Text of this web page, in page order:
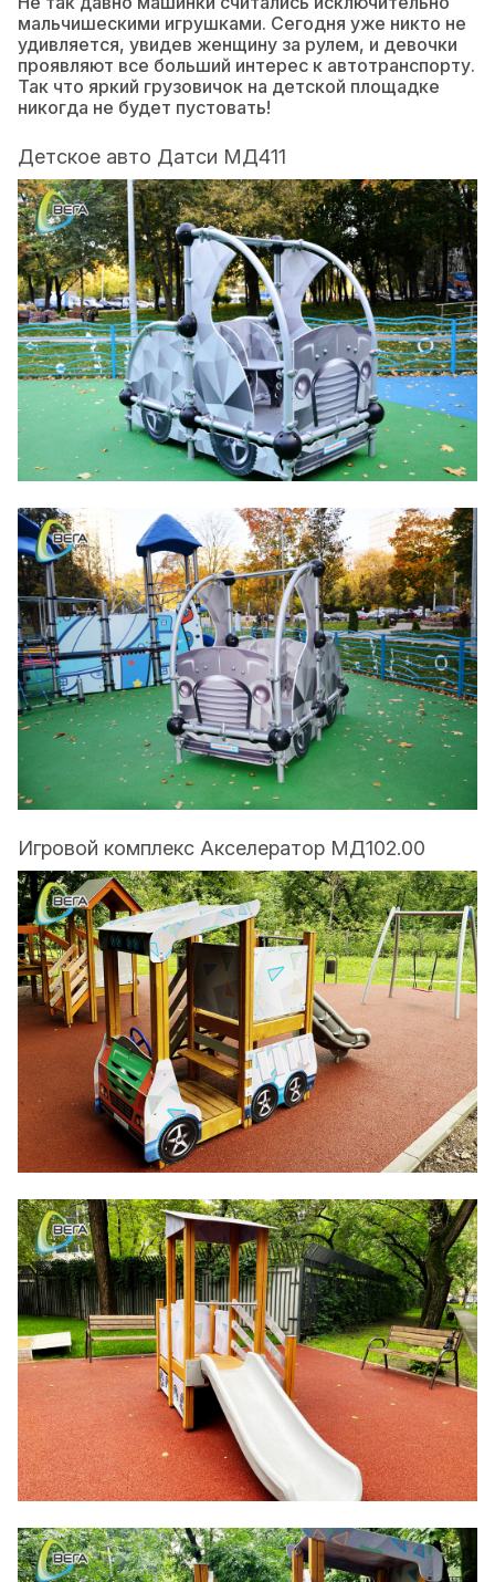
мальчишескими игрушками. Сегодня уже никто не
удивляется, увидев женщину за рулем, и девочки
проявляют все больший интерес к автотранспорту.
Так что яркий грузовичок на детской площадке
никогда не будет пустовать!
Детское авто Датси МД411
Игровой комплекс Акселератор МД102.00